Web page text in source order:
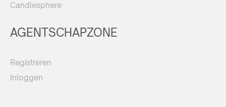
Candlesphere
AGENTSCHAPZONE
Registreren
Inloggen